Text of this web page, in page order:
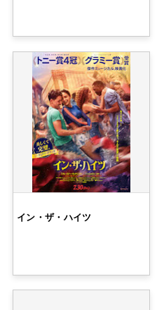
イン・ザ・ハイツ